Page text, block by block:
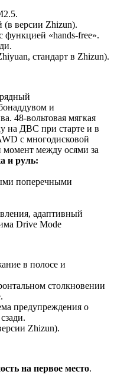
версии Zhizun).
функцией «hands-free».
стандарт в Zhizun).
и
48-вольтовая мягкая
на ДВС при старте и в
с многодисковой
момент между осями за
и руль:
поперечными
адаптивный
Drive Mode
в полосе и
столкновении
предупреждения о
Zhizun).
на первое место.